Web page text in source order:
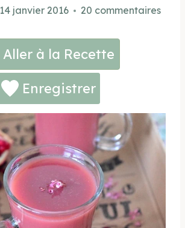
14 janvier 2016 20 commentaires
Aller à la Recette
Enregistrer